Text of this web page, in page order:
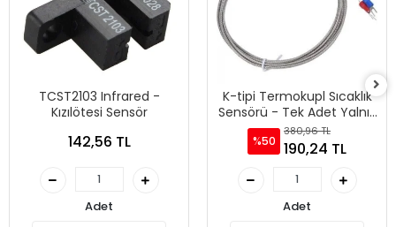
TCST2103 Infrared -
Kızılötesi Sensör
142,56 TL
Adet
K-tipi Termokupl Sıcaklık
Sensörü - Tek Adet Yalnız
Sensör
%50
380,96 TL
190,24 TL
Adet